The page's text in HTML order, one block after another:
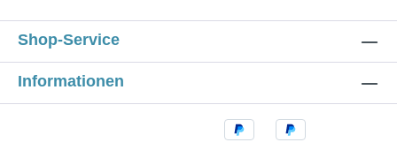
Shop-Service
Informationen